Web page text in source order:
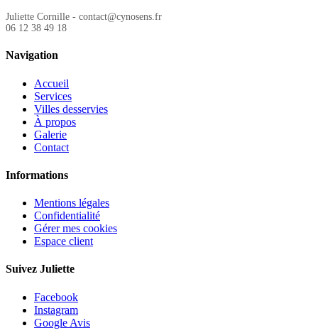
Juliette Cornille - contact@cynosens.fr
06 12 38 49 18
Navigation
Accueil
Services
Villes desservies
À propos
Galerie
Contact
Informations
Mentions légales
Confidentialité
Gérer mes cookies
Espace client
Suivez Juliette
Facebook
Instagram
Google Avis